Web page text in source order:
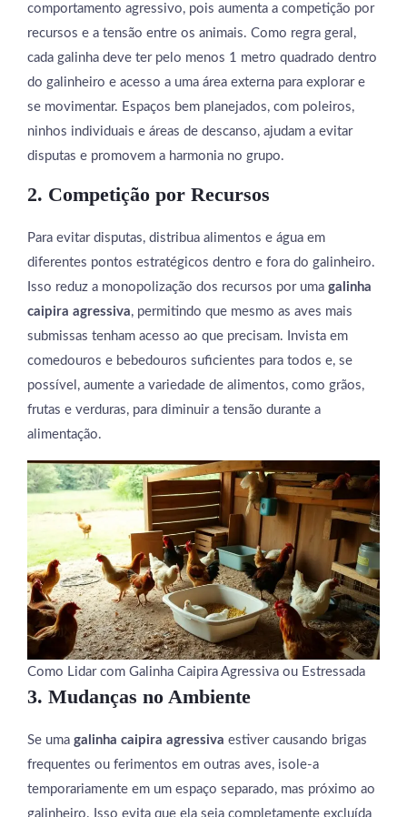
comportamento agressivo, pois aumenta a competição por
recursos e a tensão entre os animais. Como regra geral,
cada galinha deve ter pelo menos 1 metro quadrado dentro
do galinheiro e acesso a uma área externa para explorar e
se movimentar. Espaços bem planejados, com poleiros,
ninhos individuais e áreas de descanso, ajudam a evitar
disputas e promovem a harmonia no grupo.
2. Competição por Recursos
Para evitar disputas, distribua alimentos e água em
diferentes pontos estratégicos dentro e fora do galinheiro.
Isso reduz a monopolização dos recursos por uma galinha
caipira agressiva, permitindo que mesmo as aves mais
submissas tenham acesso ao que precisam. Invista em
comedouros e bebedouros suficientes para todos e, se
possível, aumente a variedade de alimentos, como grãos,
frutas e verduras, para diminuir a tensão durante a
alimentação.
Como Lidar com Galinha Caipira Agressiva ou Estressada
3. Mudanças no Ambiente
Se uma galinha caipira agressiva estiver causando brigas
frequentes ou ferimentos em outras aves, isole-a
temporariamente em um espaço separado, mas próximo ao
galinheiro. Isso evita que ela seja completamente excluída